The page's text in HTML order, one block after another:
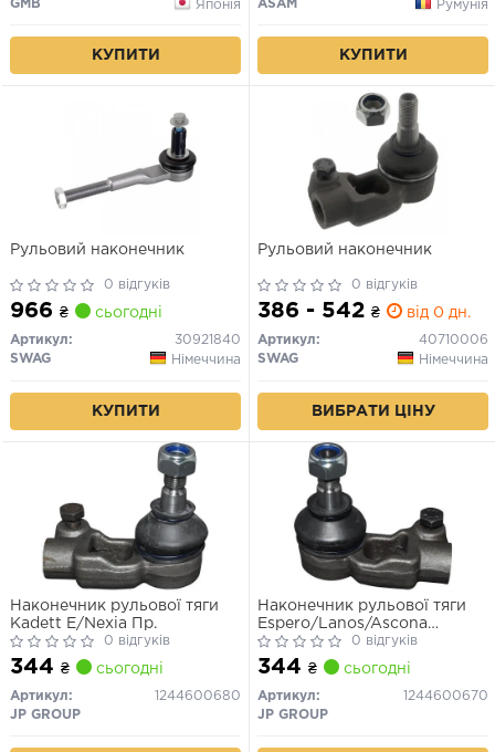
GMB Японія
КУПИТИ
ASAM Румунія
КУПИТИ
Рульовий наконечник
0 відгуків
966 ₴ сьогодні
Артикул:
30921840
SWAG
Німеччина
КУПИТИ
Рульовий наконечник
0 відгуків
386 - 542 ₴ від 0 дн.
Артикул:
40710006
SWAG
Німеччина
ВИБРАТИ ЦІНУ
Наконечник рульової тяги
Kadett E/Nexia Пр.
0 відгуків
344 ₴ сьогодні
Артикул:
1244600680
JP GROUP
Наконечник рульової тяги
Espero/Lanos/Ascona
C/Kadett E Л.0 відгуків
344 ₴ сьогодні
Артикул:
1244600670
JP GROUP